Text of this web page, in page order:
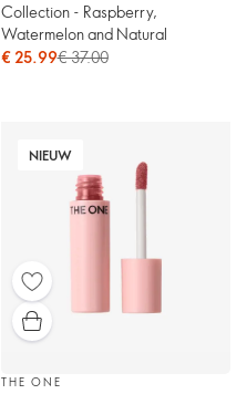
Collection - Raspberry,
Watermelon and Natural
€ 25.99€ 37.00
NIEUW
THE ONE